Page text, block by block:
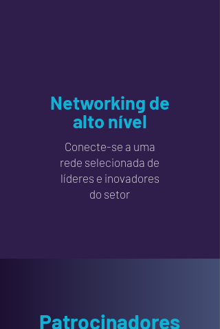
Networking de
alto nível
Conecte-se a uma
rede selecionada de
líderes e inovadores
do setor
Patrocinadores